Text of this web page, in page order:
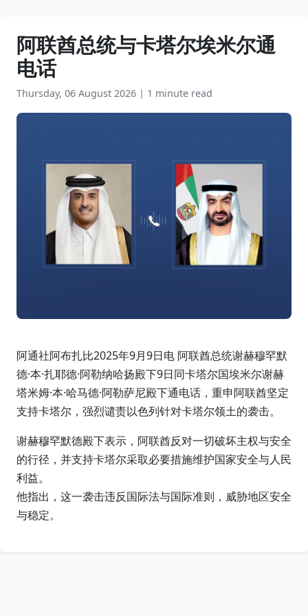
阿联酋总统与卡塔尔埃米尔通
电话
Thursday, 06 August 2026 | 1 minute read
阿通社阿布扎比2025年9月9日电 阿联酋总统谢赫穆罕默
德·本·扎耶德·阿勒纳哈扬殿下9日同卡塔尔国埃米尔谢赫
塔米姆·本·哈马德·阿勒萨尼殿下通电话，重申阿联酋坚定
支持卡塔尔，强烈谴责以色列针对卡塔尔领土的袭击。
谢赫穆罕默德殿下表示，阿联酋反对一切破坏主权与安全
的行径，并支持卡塔尔采取必要措施维护国家安全与人民
利益。
他指出，这一袭击违反国际法与国际准则，威胁地区安全
与稳定。